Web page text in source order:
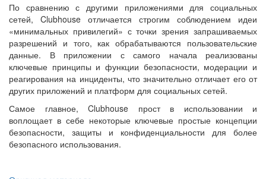
По сравнению с другими приложениями для социальных
сетей, Clubhouse отличается строгим соблюдением идеи
«минимальных привилегий» с точки зрения запрашиваемых
разрешений и того, как обрабатываются пользовательские
данные. В приложении с самого начала реализованы
ключевые принципы и функции безопасности, модерации и
реагирования на инциденты, что значительно отличает его от
других приложений и платформ для социальных сетей.
Самое главное, Clubhouse прост в использовании и
воплощает в себе некоторые ключевые простые концепции
безопасности, защиты и конфиденциальности для более
безопасного использования.